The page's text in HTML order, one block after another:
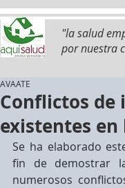
"la salud
por nuestra
Conflictos de
existentes en
AVAATE
Se ha elaborado
fin de demostrar
numerosos